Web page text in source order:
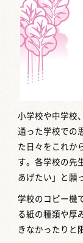
小学校や中学校
通った学校での
た日々をこれか
す。各学校の先
あげたい」と願
学校のコピー機
る紙の種類や厚
きなかったりと